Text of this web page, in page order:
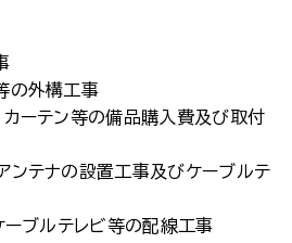
の外構工事
カーテン等の備品購入費及び取付
ンテナの設置工事及びケーブルテ
ーブルテレビ等の配線工事